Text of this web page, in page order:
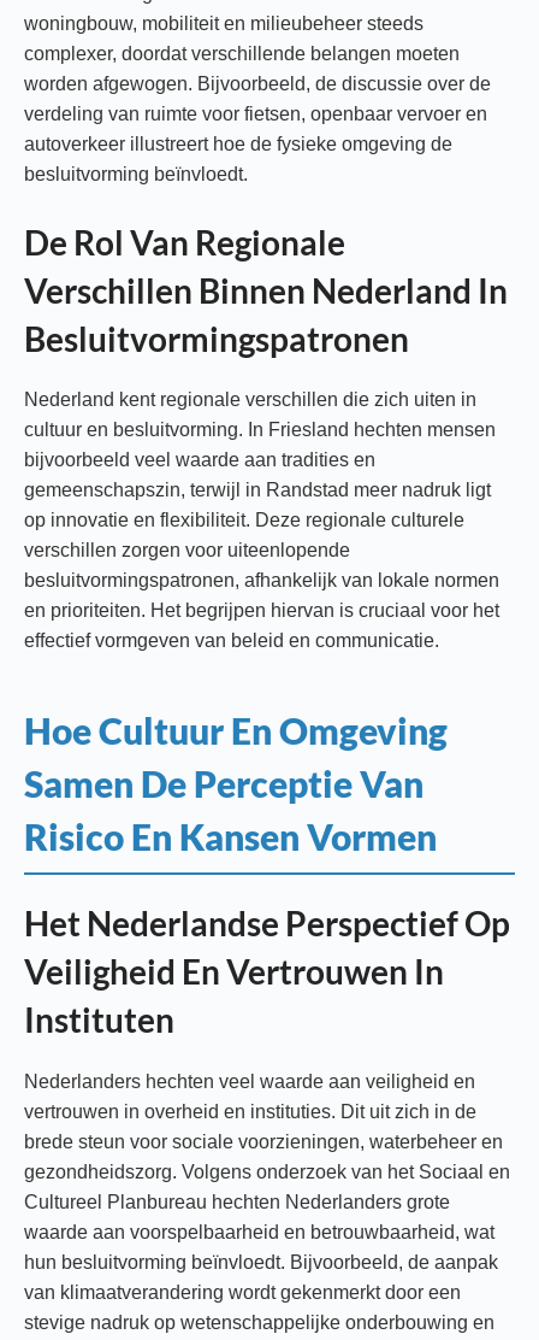
woningbouw, mobiliteit en milieubeheer steeds
complexer, doordat verschillende belangen moeten
worden afgewogen. Bijvoorbeeld, de discussie over de
verdeling van ruimte voor fietsen, openbaar vervoer en
autoverkeer illustreert hoe de fysieke omgeving de
besluitvorming beïnvloedt.
De Rol Van Regionale
Verschillen Binnen Nederland In
Besluitvormingspatronen
Nederland kent regionale verschillen die zich uiten in
cultuur en besluitvorming. In Friesland hechten mensen
bijvoorbeeld veel waarde aan tradities en
gemeenschapszin, terwijl in Randstad meer nadruk ligt
op innovatie en flexibiliteit. Deze regionale culturele
verschillen zorgen voor uiteenlopende
besluitvormingspatronen, afhankelijk van lokale normen
en prioriteiten. Het begrijpen hiervan is cruciaal voor het
effectief vormgeven van beleid en communicatie.
Hoe Cultuur En Omgeving
Samen De Perceptie Van
Risico En Kansen Vormen
Het Nederlandse Perspectief Op
Veiligheid En Vertrouwen In
Instituten
Nederlanders hechten veel waarde aan veiligheid en
vertrouwen in overheid en instituties. Dit uit zich in de
brede steun voor sociale voorzieningen, waterbeheer en
gezondheidszorg. Volgens onderzoek van het Sociaal en
Cultureel Planbureau hechten Nederlanders grote
waarde aan voorspelbaarheid en betrouwbaarheid, wat
hun besluitvorming beïnvloedt. Bijvoorbeeld, de aanpak
van klimaatverandering wordt gekenmerkt door een
stevige nadruk op wetenschappelijke onderbouwing en